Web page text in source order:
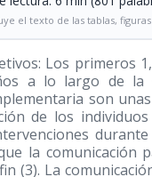
el texto de las tablas,
Los primeros
a lo largo de la
son
de los
la
(3). La